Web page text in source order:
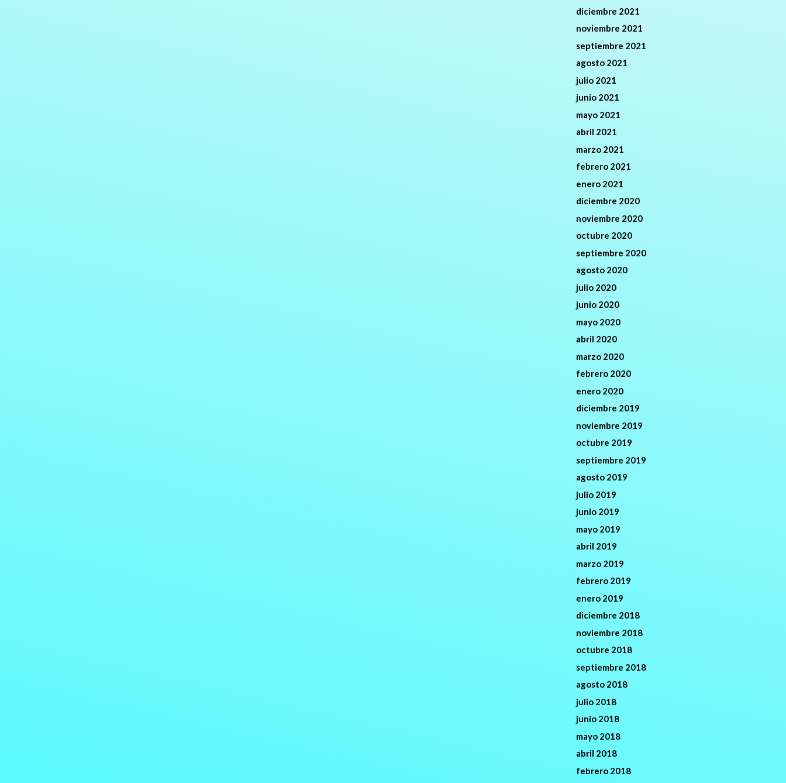
diciembre 2021
noviembre 2021
septiembre 2021
agosto 2021
julio 2021
junio 2021
mayo 2021
abril 2021
marzo 2021
febrero 2021
enero 2021
diciembre 2020
noviembre 2020
octubre 2020
septiembre 2020
agosto 2020
julio 2020
junio 2020
mayo 2020
abril 2020
marzo 2020
febrero 2020
enero 2020
diciembre 2019
noviembre 2019
octubre 2019
septiembre 2019
agosto 2019
julio 2019
junio 2019
mayo 2019
abril 2019
marzo 2019
febrero 2019
enero 2019
diciembre 2018
noviembre 2018
octubre 2018
septiembre 2018
agosto 2018
julio 2018
junio 2018
mayo 2018
abril 2018
febrero 2018